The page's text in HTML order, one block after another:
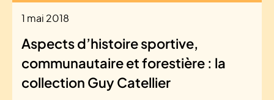
1 mai 2018
Aspects d’histoire sportive,
communautaire et forestière : la
collection Guy Catellier